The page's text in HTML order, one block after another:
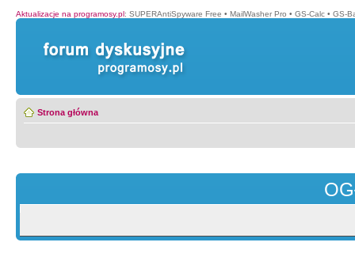
Aktualizacje na programosy.pl: SUPERAntiSpyware Free • MailWasher Pro • GS-Calc • GS-
Strona główna